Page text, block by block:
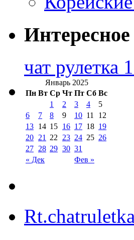
Интересное
чат рулетка
Январь 2025
Пн Вт Ср Чт Пт Сб Вс
« Дек Фев »
1 2 3 4
5
6
7 8 9 10 11
12
13 14 15 16 17 18 19
20 21 22 23 24 25 26
27 28 29 30 31